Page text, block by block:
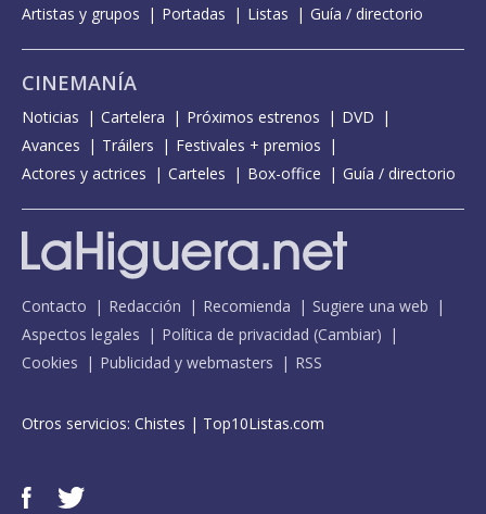
Artistas y grupos
Portadas Listas Guía / directorio
CINEMANÍA
Noticias Cartelera Próximos estrenos
DVD
Avances
Tráilers
Festivales + premios
Actores y actrices
Carteles Box-office Guía / directorio
Contacto Redacción Recomienda
Sugiere una web
Aspectos legales
Política de privacidad (Cambiar)
Cookies
Publicidad y webmasters RSS
Otros servicios: Chistes | Top10Listas.com